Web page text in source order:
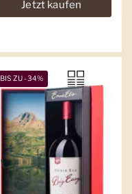
Jetzt kaufen
BIS ZU -34%